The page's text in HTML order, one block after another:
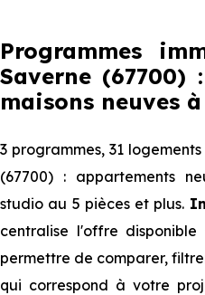
Programmes
Saverne (67700)
maisons neuves
3 programmes, 31
(67700) : appartements
studio au 5 pièces et plus.
centralise l'offre
permettre de comparer,
qui correspond à votre